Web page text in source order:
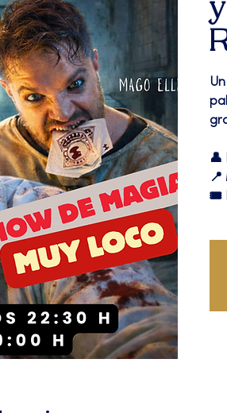
👤
📍
🎟️